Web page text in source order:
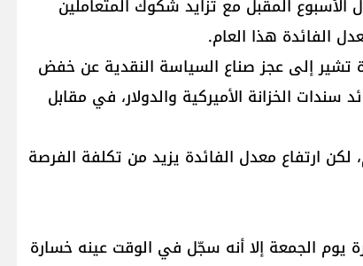
الأسبوع المقبل مع تزايد شكوك المتعاملين
الفائدة هذا العام.
تشير إلى عجز صناع السياسة النقدية عن خفض
الخزانة الأميركية والدولار، في مقابل
ارتفاع معدل الفائدة يزيد من تكلفة الفرصة
جلساته الأخيرة يوم الجمعة إلا أنه سجّل في الوقت عينه خسارة